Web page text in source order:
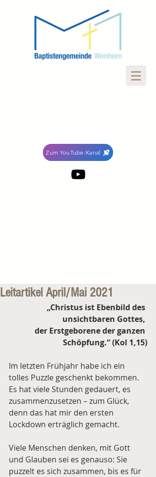
Zum YouTube-Kanal
Leitartikel April/Mai 2021
„Christus ist Ebenbild des
unsichtbaren Gottes,
der Erstgeborene der ganzen
Schöpfung.“ (Kol 1,15)
Im letzten Frühjahr habe ich ein
tolles Puzzle geschenkt bekommen.
Es hat viele Stunden gedauert, es
zusammenzusetzen – zum Glück,
denn das hat mir den ersten
Lockdown erträglich gemacht.
Viele Menschen denken, mit Gott
und Glauben sei es genauso: Sie
puzzelt es sich zusammen, bis es für